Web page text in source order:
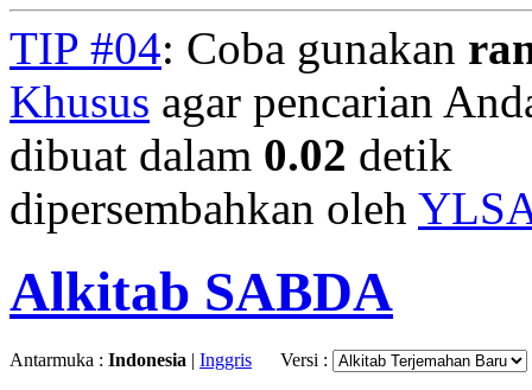
TIP #04: Coba gunakan
Khusus agar pencarian
dibuat dalam 0.02 detik
dipersembahkan oleh
Alkitab SABDA
Antarmuka : Indonesia | Inggris Versi :